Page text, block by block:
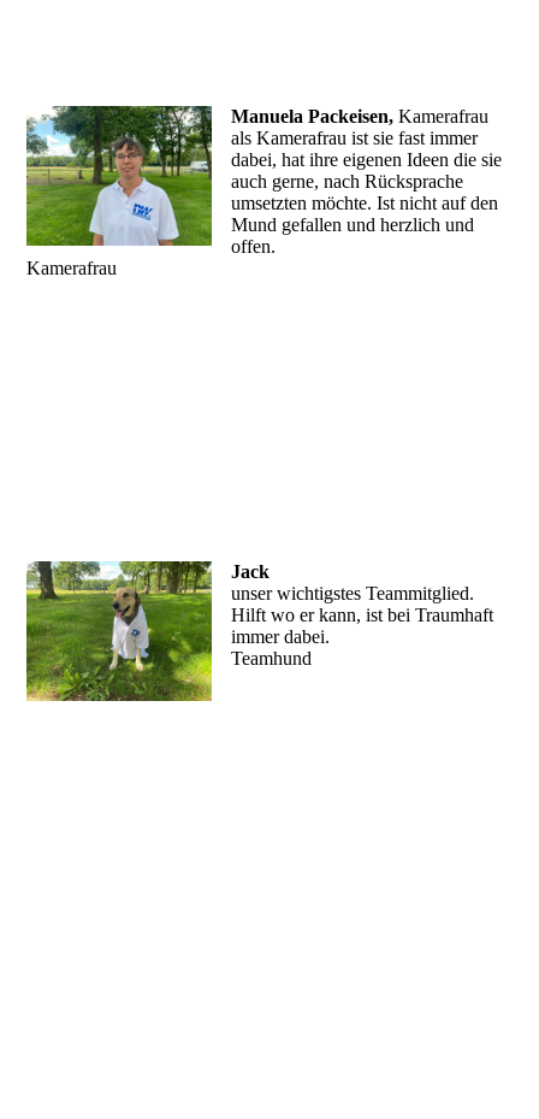
Manuela Packeisen, Kamerafrau
als Kamerafrau ist sie fast immer
dabei, hat ihre eigenen Ideen die sie
auch gerne, nach Rücksprache
umsetzten möchte. Ist nicht auf den
Mund gefallen und herzlich und
offen.
Kamerafrau
Jack
unser wichtigstes Teammitglied.
Hilft wo er kann, ist bei Traumhaft
immer dabei.
Teamhund